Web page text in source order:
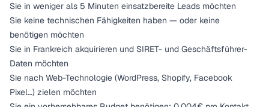
Sie in weniger als 5 Minuten einsatzbereite Leads möchten
Sie keine technischen Fähigkeiten haben — oder keine
benötigen möchten
Sie in Frankreich akquirieren und SIRET- und Geschäftsführer-
Daten möchten
Sie nach Web-Technologie (WordPress, Shopify, Facebook
Pixel…) zielen möchten